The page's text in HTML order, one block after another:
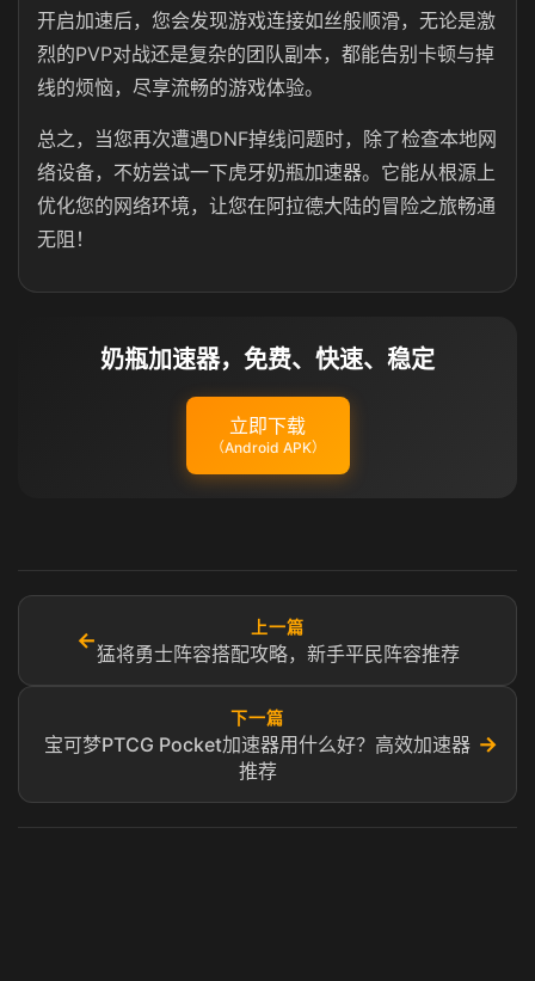
开启加速后，您会发现游戏连接如丝般顺滑，无论是激
烈的PVP对战还是复杂的团队副本，都能告别卡顿与掉
线的烦恼，尽享流畅的游戏体验。
总之，当您再次遭遇DNF掉线问题时，除了检查本地网
络设备，不妨尝试一下虎牙奶瓶加速器。它能从根源上
优化您的网络环境，让您在阿拉德大陆的冒险之旅畅通
无阻！
奶瓶加速器，免费、快速、稳定
立即下载
（Android APK）
←
上一篇
猛将勇士阵容搭配攻略，新手平民阵容推荐
下一篇
宝可梦PTCG Pocket加速器用什么好？高效加速器
推荐
→